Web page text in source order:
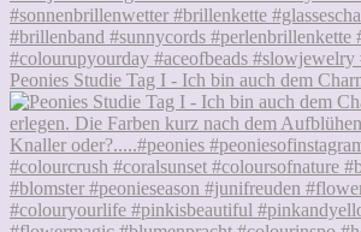
Peonies Studie Tag I - Ich bin auch dem